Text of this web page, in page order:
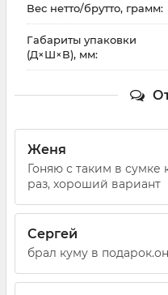
Вес нетто/брутто, грамм:
Габариты упаковки
(Д×Ш×В), мм:
Женя
Гоняю с таким в
раз, хороший вариант
Сергей
брал куму в